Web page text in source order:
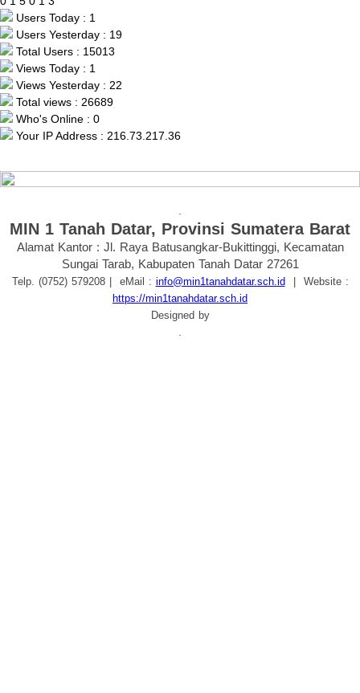
Users Today : 1
Users Yesterday : 19
Total Users : 15013
Views Today : 1
Views Yesterday : 22
Total views : 26689
Who's Online : 0
Your IP Address : 216.73.217.36
MIN 1 Tanah Datar, Provinsi Sumatera Barat
Alamat Kantor : Jl. Raya Batusangkar-Bukittinggi, Kecamatan
Sungai Tarab, Kabupaten Tanah Datar 27261
Telp. (0752) 579208| eMail : info@min1tanahdatar.sch.id
Website :
https://min1tanahdatar.sch.id
Designed by